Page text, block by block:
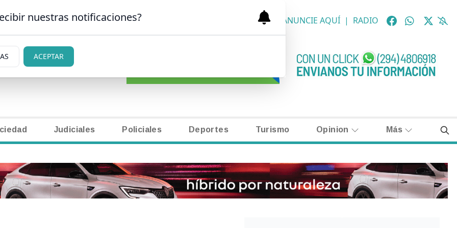
CARLOS DE BARILOCHE CLASIFICADOS NECROLÓGICAS ANUNCIE AQUÍ | RADIO
Judiciales Policiales Deportes Turismo Opinion Más
nuestras notificaciones?
ACEPTAR